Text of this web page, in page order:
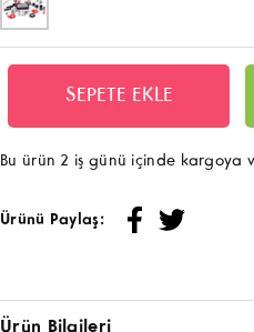
Bu ürün 2 iş günü içinde kargoya
Ürünü Paylaş:
Ürün Bilgileri